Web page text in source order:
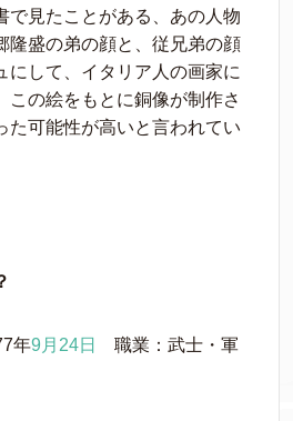
で見たことがある、あの人物
隆盛の弟の顔と、従兄弟の顔
にして、イタリア人の画家に
この絵をもとに銅像が制作さ
た可能性が高いと言われてい
年9月24日
職業：武士・軍